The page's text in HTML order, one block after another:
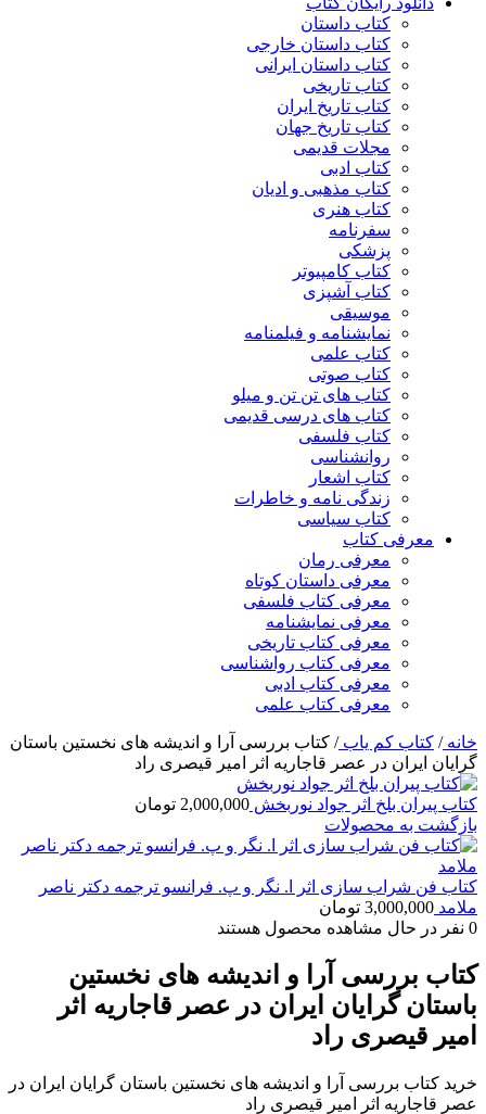
کتاب داستان
کتاب داستان خارجی
کتاب داستان ایرانی
کتاب تاریخی
کتاب تاریخ ایران
کتاب تاریخ جهان
مجلات قدیمی
کتاب ادبی
کتاب مذهبی و ادیان
کتاب هنری
سفرنامه
پزشکی
کتاب کامپیوتر
کتاب آشپزی
موسیقی
نمایشنامه و فیلمنامه
کتاب علمی
کتاب صوتی
کتاب های تن تن و میلو
کتاب های درسی قدیمی
کتاب فلسفی
روانشناسی
کتاب اشعار
زندگی نامه و خاطرات
کتاب سیاسی
معرفی کتاب
معرفی رمان
معرفی داستان کوتاه
معرفی کتاب فلسفی
معرفی نمایشنامه
معرفی کتاب تاریخی
معرفی کتاب رواشناسی
معرفی کتاب ادبی
معرفی کتاب علمی
خانه/ کتاب کم یاب/ کتاب بررسی آرا و اندیشه های نخستین باستان
گرایان ایران در عصر قاجاریه اثر امیر قیصری راد
کتاب پیران بلخ اثر جواد نوربخش 2,000,000 تومان
بازگشت به محصولات
کتاب فن شراب سازی اثر ا. نگر و پ. فرانسو ترجمه دکتر ناصر
ملامد 3,000,000 تومان
0 نفر در حال مشاهده محصول هستند
کتاب بررسی آرا و اندیشه های نخستین
باستان گرایان ایران در عصر قاجاریه اثر
امیر قیصری راد
خرید کتاب بررسی آرا و اندیشه های نخستین باستان گرایان ایران در
عصر قاجاریه اثر امیر قیصری راد